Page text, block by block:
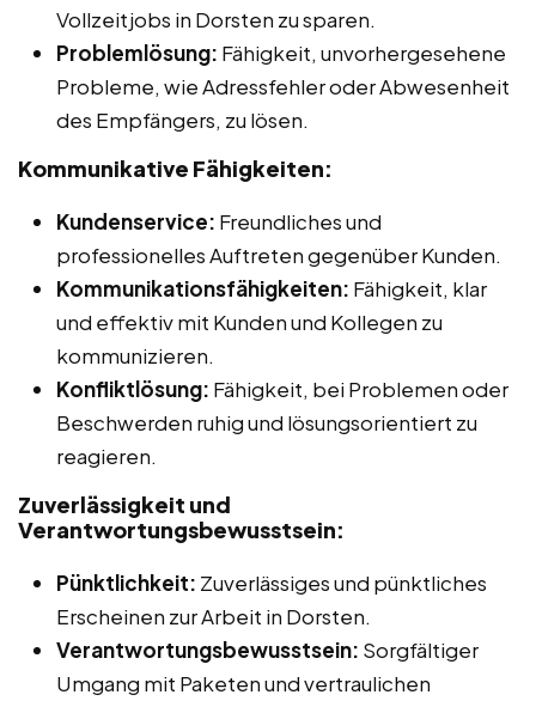
Vollzeitjobs in Dorsten zu sparen.
Problemlösung: Fähigkeit, unvorhergesehene
Probleme, wie Adressfehler oder Abwesenheit
des Empfängers, zu lösen.
Kommunikative Fähigkeiten:
Kundenservice: Freundliches und
professionelles Auftreten gegenüber Kunden.
Kommunikationsfähigkeiten: Fähigkeit, klar
und effektiv mit Kunden und Kollegen zu
kommunizieren.
Konfliktlösung: Fähigkeit, bei Problemen oder
Beschwerden ruhig und lösungsorientiert zu
reagieren.
Zuverlässigkeit und
Verantwortungsbewusstsein:
Pünktlichkeit: Zuverlässiges und pünktliches
Erscheinen zur Arbeit in Dorsten.
Verantwortungsbewusstsein: Sorgfältiger
Umgang mit Paketen und vertraulichen